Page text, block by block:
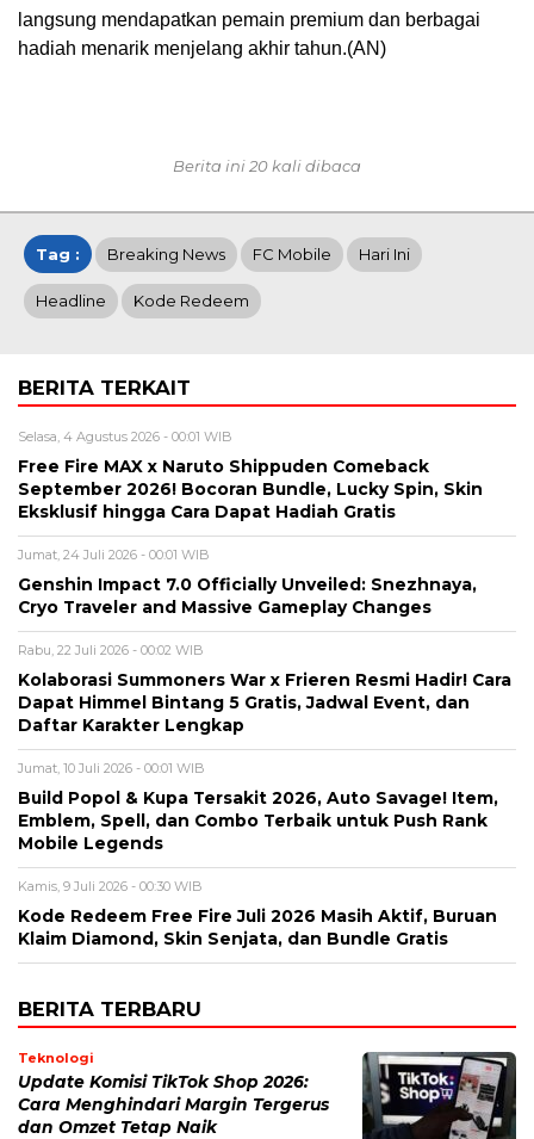
langsung mendapatkan pemain premium dan berbagai
hadiah menarik menjelang akhir tahun.(AN)
Berita ini 20 kali dibaca
Tag : Breaking News FC Mobile Hari Ini
Headline Kode Redeem
BERITA TERKAIT
Selasa, 4 Agustus 2026 - 00:01 WIB
Free Fire MAX x Naruto Shippuden Comeback
September 2026! Bocoran Bundle, Lucky Spin, Skin
Eksklusif hingga Cara Dapat Hadiah Gratis
Jumat, 24 Juli 2026 - 00:01 WIB
Genshin Impact 7.0 Officially Unveiled: Snezhnaya,
Cryo Traveler and Massive Gameplay Changes
Rabu, 22 Juli 2026 - 00:02 WIB
Kolaborasi Summoners War x Frieren Resmi Hadir! Cara
Dapat Himmel Bintang 5 Gratis, Jadwal Event, dan
Daftar Karakter Lengkap
Jumat, 10 Juli 2026 - 00:01 WIB
Build Popol & Kupa Tersakit 2026, Auto Savage! Item,
Emblem, Spell, dan Combo Terbaik untuk Push Rank
Mobile Legends
Kamis, 9 Juli 2026 - 00:30 WIB
Kode Redeem Free Fire Juli 2026 Masih Aktif, Buruan
Klaim Diamond, Skin Senjata, dan Bundle Gratis
BERITA TERBARU
Teknologi
Update Komisi TikTok Shop 2026:
Cara Menghindari Margin Tergerus
dan Omzet Tetap Naik